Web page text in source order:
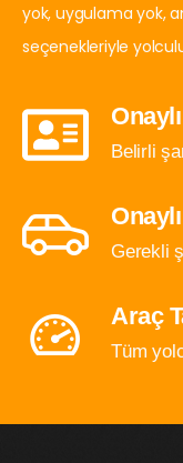
yok, uygulama yok,
seçenekleriyle
Belirli
Gerekli
Araç
Tüm